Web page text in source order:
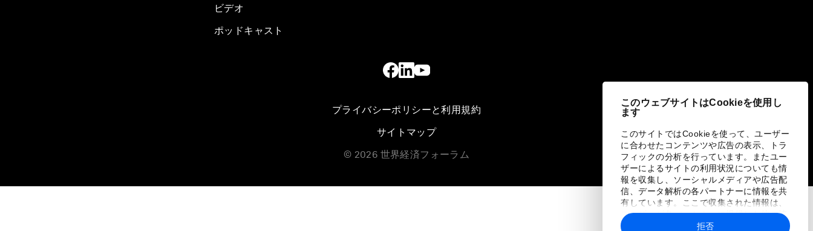
このウェブサイトはCookieを使用し
ます
このサイトではCookieを使って、ユーザー
に合わせたコンテンツや広告の表示、トラ
フィックの分析を行っています。またユー
ザーによるサイトの利用状況についても情
報を収集し、ソーシャルメディアや広告配
信、データ解析の各パートナーに情報を共
有しています。ここで収集された情報は、
ユーザーが各パートナーに提供した他の情
報や各パートナーのサービスを使用した際
拒否
ビデオ
ポッドキャスト
プライバシーポリシーと利用規約
サイトマップ
© 2026 世界経済フォーラム